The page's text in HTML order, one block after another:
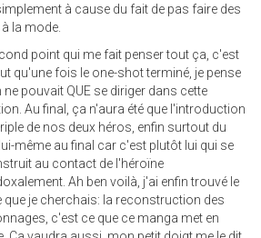
à cause du fait de pas faire des
la mode.
point qui me fait penser tout ça, c'est
qu'une fois le one-shot terminé, je pense
ne pouvait QUE se diriger dans cette
Au final, ça n'aura été que l'introduction
de nos deux héros, enfin surtout du
même au final car c'est plutôt lui qui se
au contact de l'héroïne
Ah ben voilà, j'ai enfin trouvé le
que je cherchais: la reconstruction des
c'est ce que ce manga met en